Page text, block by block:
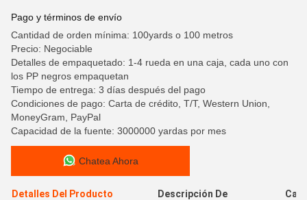
Pago y términos de envío
Cantidad de orden mínima: 100yards o 100 metros
Precio: Negociable
Detalles de empaquetado: 1-4 rueda en una caja, cada uno con
los PP negros empaquetan
Tiempo de entrega: 3 días después del pago
Condiciones de pago: Carta de crédito, T/T, Western Union,
MoneyGram, PayPal
Capacidad de la fuente: 3000000 yardas por mes
Chatea Ahora
Detalles Del Producto
Descripción De